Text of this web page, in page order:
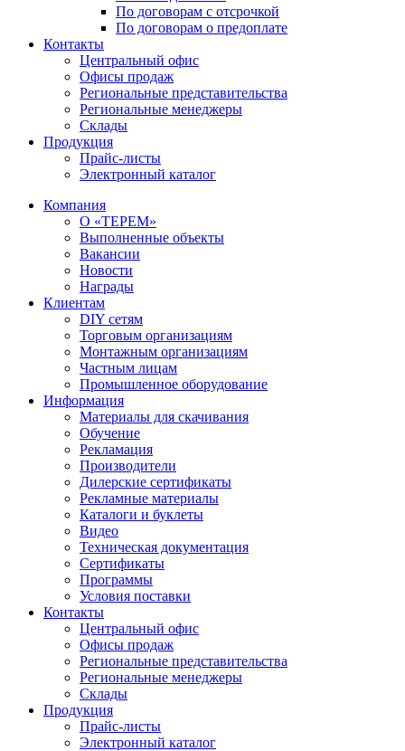
По договорам с отсрочкой
По договорам о предоплате
Контакты
Центральный офис
Офисы продаж
Региональные представительства
Региональные менеджеры
Склады
Продукция
Прайс-листы
Электронный каталог
Компания
О «ТЕРЕМ»
Выполненные объекты
Вакансии
Новости
Награды
Клиентам
DIY сетям
Торговым организациям
Монтажным организациям
Частным лицам
Промышленное оборудование
Информация
Материалы для скачивания
Обучение
Рекламация
Производители
Дилерские сертификаты
Рекламные материалы
Каталоги и буклеты
Видео
Техническая документация
Сертификаты
Программы
Условия поставки
Контакты
Центральный офис
Офисы продаж
Региональные представительства
Региональные менеджеры
Склады
Продукция
Прайс-листы
Электронный каталог